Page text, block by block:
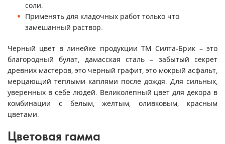
соли.
Применять для кладочных работ только что
замешанный раствор.
Черный цвет в линейке продукции ТМ Силта-Брик – это
благородный булат, дамасская сталь – забытый секрет
древних мастеров, это черный графит, это мокрый асфальт,
мерцающий теплыми каплями после дождя. Для сильных,
уверенных в себе людей. Великолепный цвет для декора в
комбинации с белым, желтым, оливковым, красным
цветами.
Цветовая гамма